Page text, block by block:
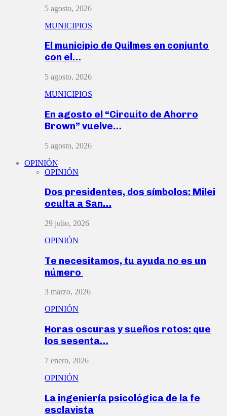
5 agosto, 2026
MUNICIPIOS
El municipio de Quilmes en conjunto
con el…
5 agosto, 2026
MUNICIPIOS
En agosto el “Circuito de Ahorro
Brown” vuelve…
5 agosto, 2026
OPINIÓN
OPINIÓN
Dos presidentes, dos símbolos: Milei
oculta a San…
29 julio, 2026
OPINIÓN
Te necesitamos, tu ayuda no es un
número
3 marzo, 2026
OPINIÓN
Horas oscuras y sueños rotos: que
los sesenta…
7 enero, 2026
OPINIÓN
La ingeniería psicológica de la fe
esclavista